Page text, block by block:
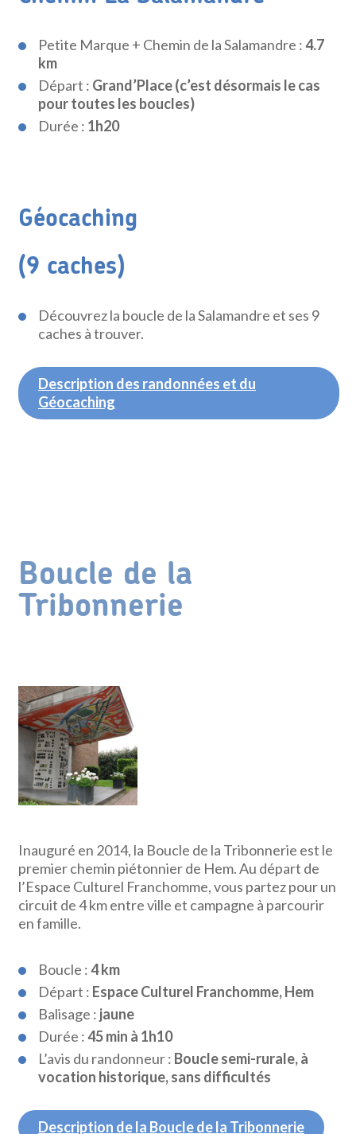
Petite Marque + Chemin de la Salamandre :4.7
km
Départ : Grand’Place (c’est désormais le cas
pour toutes les boucles)
Durée : 1h20
Géocaching
(9 caches)
Découvrez la boucle de la Salamandre et ses 9
caches à trouver.
Description des randonnées et du
Géocaching
Boucle de la
Tribonnerie
Inauguré en 2014, la Boucle de la Tribonnerie est le
premier chemin piétonnier de Hem. Au départ de
l’Espace Culturel Franchomme, vous partez pour un
circuit de 4 km entre ville et campagne à parcourir
en famille.
Boucle :4 km
Départ : Espace Culturel Franchomme, Hem
Balisage : jaune
Durée :45 min à 1h10
L’avis du randonneur : Boucle semi-rurale, à
vocation historique, sans difficultés
Description de la Boucle de la Tribonnerie